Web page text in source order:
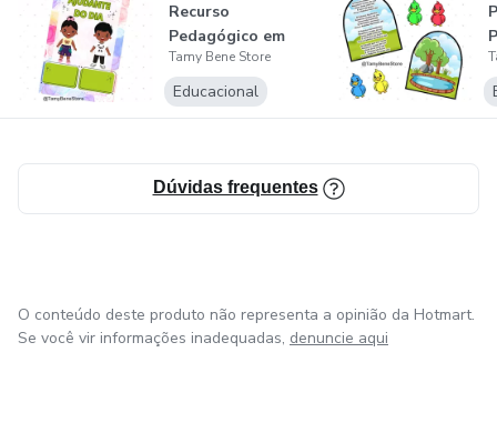
Recurso
Pedagógico em
PDF
Tamy Bene Store
Educacional
Dúvidas frequentes
O conteúdo deste produto não representa a opinião da Hotmart.
Se você vir informações inadequadas, denuncie aqui